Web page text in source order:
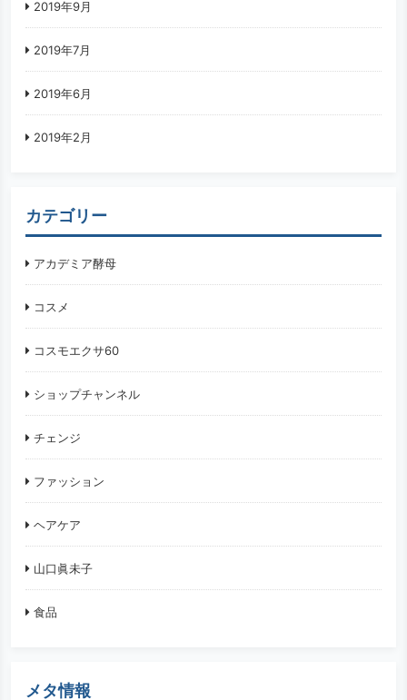
2019年9月
2019年7月
2019年6月
2019年2月
カテゴリー
アカデミア酵母
コスメ
コスモエクサ60
ショップチャンネル
チェンジ
ファッション
ヘアケア
山口眞未子
食品
メタ情報